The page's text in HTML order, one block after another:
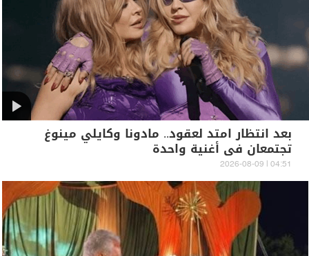
بعد انتظار امتد لعقود.. مادونا وكايلي مينوغ
تجتمعان في أغنية واحدة
04:51 | 2026-08-09